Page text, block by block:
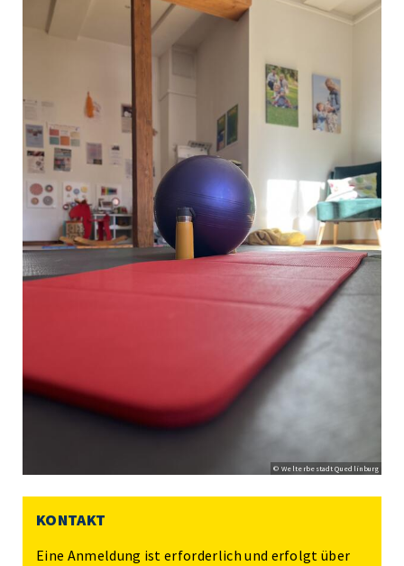
© Welterbestadt Quedlinburg
KONTAKT
Eine Anmeldung ist erforderlich und erfolgt über